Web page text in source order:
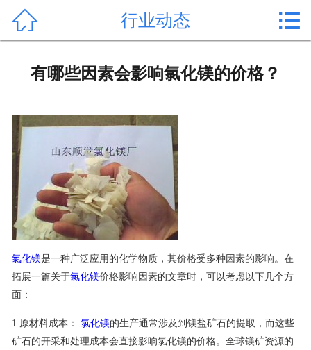
行业动态
联系我们
 行业动态 
有哪些因素会影响氯化镁的价格？
氯化镁是一种广泛应用的化学物质，其价格受多种因素的影响。在
拓展一篇关于氯化镁价格影响因素的文章时，可以考虑以下几个方
面：
1.原材料成本： 氯化镁的生产通常涉及到镁盐矿石的提取，而这些
矿石的开采和处理成本会直接影响氯化镁的价格。全球镁矿资源的